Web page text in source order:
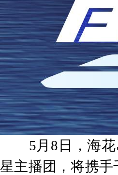
5月8日，海花
星主播团，将携